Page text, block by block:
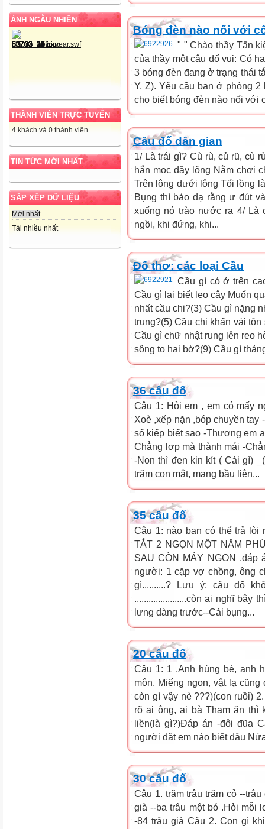
ẢNH NGẪU NHIÊN
THÀNH VIÊN TRỰC TUYẾN
4 khách và 0 thành viên
TIN TỨC MỚI NHẤT
SẮP XẾP DỮ LIỆU
Mới nhất
Tải nhiều nhất
Bóng đèn nào nối với
" " Chào thầy Tấn
của thầy một câu đố vui: Có
3 bóng đèn đang ở trạng thái
Y, Z). Yêu cầu bạn ở phòng
cho biết bóng đèn nào nối với
Câu đố dân gian
1/ Là trái gì? Cù rù, củ rũ, cù
hắn mọc đầy lông Nằm chơi
Trên lông dưới lông Tối lồng
Bụng thì bảo dạ rằng ư đút
xuống nó trào nước ra 4/ Là
ngồi, khi đứng, khi...
Đố thơ: các loại Cầu
Cầu gì có ở trên
Cầu gì lại biết leo cây Muốn
nhất cầu chi?(3) Cầu gì nặng
trung?(5) Cầu chi khấn vái
Cầu gì chữ nhật rung lên reo
sông to hai bờ?(9) Cầu gì
36 câu đố
Câu 1: Hỏi em , em có mấy
Xoè ,xếp nặn ,bóp chuyền
số kiếp biết sao -Thương em
Chẳng lợp mà thành mái -
-Non thì đen kin kít ( Cái gì)
trăm con mắt, mang bầu liên...
35 câu đố
Câu 1: nào bạn có thể trả lòi
TẮT 2 NGỌN MỘT NĂM
SAU CÒN MÁY NGỌN
người: 1 cặp vợ chồng, ông
gì..........? Lưu ý: câu đố
......................còn ai nghĩ bậy
lưng dàng trước--Cái bụng...
20 câu đố
Câu 1: 1 .Anh hùng bé, anh
môn. Miếng ngon, vật lạ
còn gì vậy nè ???)(con ruồi)
rõ ai ông, ai bà Tham ăn thì
liền(là gì?)Đáp án -đôi đũa
người đặt em nào biết đâu
30 câu đố
Câu 1. trăm trâu trăm cỏ --
già --ba trâu một bó .Hỏi mỗi
-84 trâu già Câu 2. Con gì